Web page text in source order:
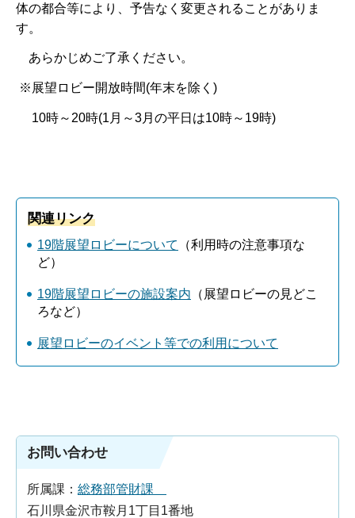
体の都合等により、予告なく変更されることがありま
す。
あらかじめご了承ください。
※展望ロビー開放時間(年末を除く)
10時～20時(1月～3月の平日は10時～19時)
関連リンク
19階展望ロビーについて
（利用時の注意事項な
ど）
19階展望ロビーの施設案内 （展望ロビーの見どこ
ろなど）
展望ロビーのイベント等での利用について
お問い合わせ
所属課： 総務部管財課
石川県金沢市鞍月1丁目1番地